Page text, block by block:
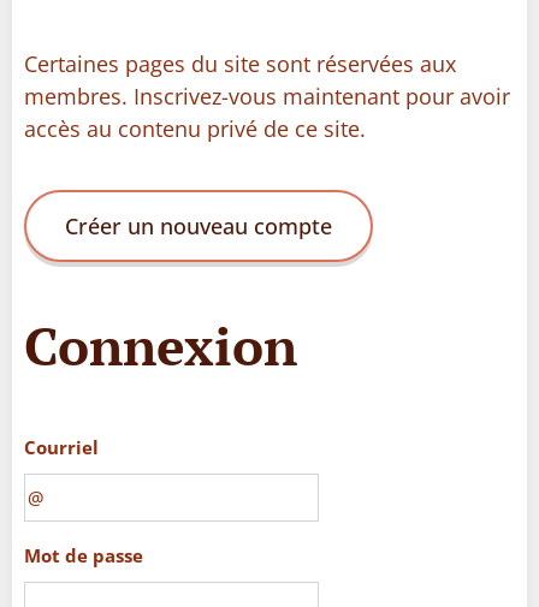
Certaines pages du site sont réservées aux
membres. Inscrivez-vous maintenant pour avoir
accès au contenu privé de ce site.
Créer un nouveau compte
Connexion
Courriel
Mot de passe